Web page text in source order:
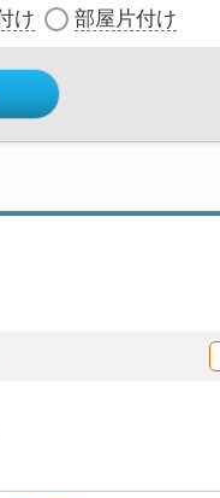
け 部屋片付け